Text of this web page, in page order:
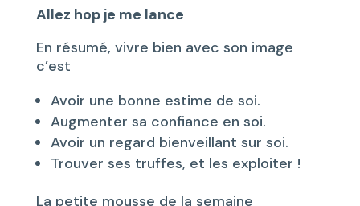
Allez hop je me lance
En résumé, vivre bien avec son image
c’est
Avoir une bonne estime de soi.
Augmenter sa confiance en soi.
Avoir un regard bienveillant sur soi.
Trouver ses truffes, et les exploiter !
La petite mousse de la semaine